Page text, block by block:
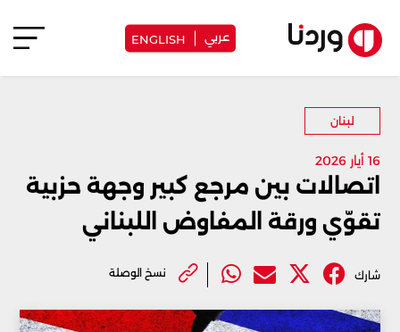
عربي ENGLISH
لبنان
16 أيار 2026
اتصالات بين مرجع كبير وجهة حزبية
تقوّي ورقة المفاوض اللبناني
شارك نسخ الوصلة